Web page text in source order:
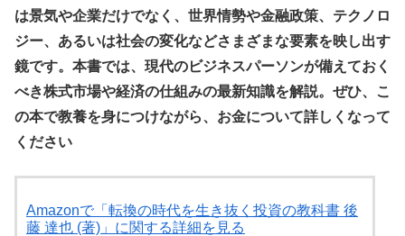
は景気や企業だけでなく、世界情勢や金融政策、テクノロ
ジー、あるいは社会の変化などさまざまな要素を映し出す
鏡です。本書では、現代のビジネスパーソンが備えておく
べき株式市場や経済の仕組みの最新知識を解説。ぜひ、こ
の本で教養を身につけながら、お金について詳しくなって
ください
Amazonで「転換の時代を生き抜く投資の教科書 後
藤 達也 (著)」に関する詳細を見る